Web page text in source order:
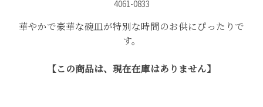
4061-0833
華やかで豪華な碗皿が特別な時間のお供にぴったりで
す。
【この商品は、現在在庫はありません】